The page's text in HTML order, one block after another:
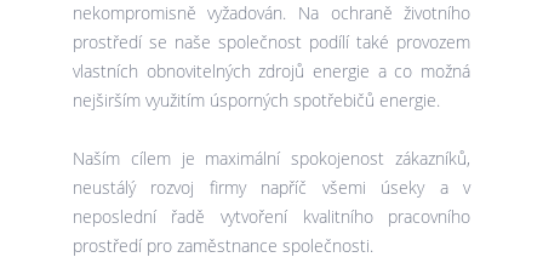
nekompromisně vyžadován. Na ochraně životního
prostředí se naše společnost podílí také provozem
vlastních obnovitelných zdrojů energie a co možná
nejširším využitím úsporných spotřebičů energie.
Naším cílem je maximální spokojenost zákazníků,
neustálý rozvoj firmy napříč všemi úseky a v
neposlední řadě vytvoření kvalitního pracovního
prostředí pro zaměstnance společnosti.